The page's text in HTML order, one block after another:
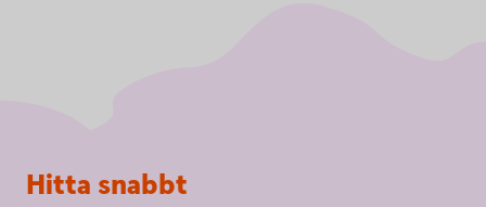
Sidfot
Hitta snabbt